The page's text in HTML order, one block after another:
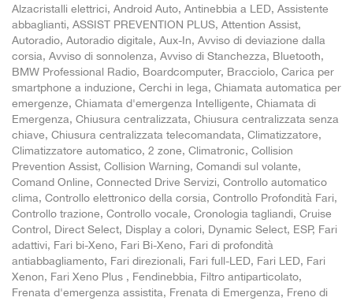
Alzacristalli elettrici, Android Auto, Antinebbia a LED, Assistente
abbaglianti, ASSIST PREVENTION PLUS, Attention Assist,
Autoradio, Autoradio digitale, Aux-In, Avviso di deviazione dalla
corsia, Avviso di sonnolenza, Avviso di Stanchezza, Bluetooth,
BMW Professional Radio, Boardcomputer, Bracciolo, Carica per
smartphone a induzione, Cerchi in lega, Chiamata automatica per
emergenze, Chiamata d'emergenza Intelligente, Chiamata di
Emergenza, Chiusura centralizzata, Chiusura centralizzata senza
chiave, Chiusura centralizzata telecomandata, Climatizzatore,
Climatizzatore automatico, 2 zone, Climatronic, Collision
Prevention Assist, Collision Warning, Comandi sul volante,
Comand Online, Connected Drive Servizi, Controllo automatico
clima, Controllo elettronico della corsia, Controllo Profondità Fari,
Controllo trazione, Controllo vocale, Cronologia tagliandi, Cruise
Control, Direct Select, Display a colori, Dynamic Select, ESP, Fari
adattivi, Fari bi-Xeno, Fari Bi-Xeno, Fari di profondità
antiabbagliamento, Fari direzionali, Fari full-LED, Fari LED, Fari
Xenon, Fari Xeno Plus , Fendinebbia, Filtro antiparticolato,
Frenata d'emergenza assistita, Frenata di Emergenza, Freno di